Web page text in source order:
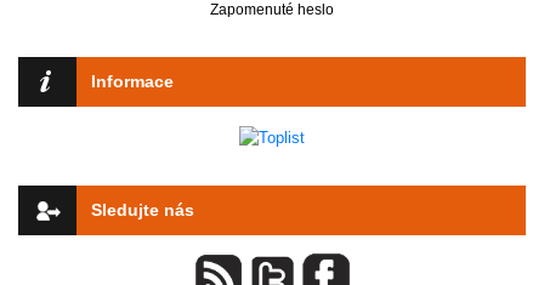
Zapomenuté heslo
Informace
Sledujte nás